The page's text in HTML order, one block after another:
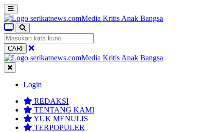
CARI
Login
REDAKSI
TENTANG KAMI
YUK MENULIS
TERPOPULER